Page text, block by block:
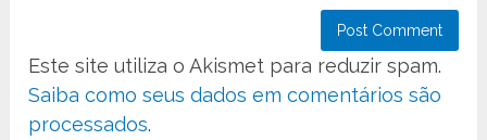
Este site utiliza o Akismet para reduzir spam.
Saiba como seus dados em comentários são
processados.